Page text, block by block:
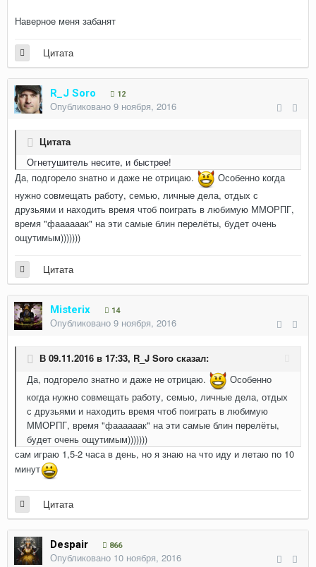
Наверное меня забанят
Цитата
R_J Soro 12
Опубликовано 9 ноября, 2016
Цитата
Огнетушитель несите, и быстрее!
Да, подгорело знатно и даже не отрицаю.
Особенно когда
нужно совмещать работу, семью, личные дела, отдых с
друзьями и находить время чтоб поиграть в любимую ММОРПГ,
время "фаааааак" на эти самые блин перелёты, будет очень
ощутимым)))))))
Цитата
Misterix 14
Опубликовано 9 ноября, 2016
В 09.11.2016 в 17:33, R_J Soro сказал:
Да, подгорело знатно и даже не отрицаю.
Особенно
когда нужно совмещать работу, семью, личные дела, отдых
с друзьями и находить время чтоб поиграть в любимую
ММОРПГ, время "фаааааак" на эти самые блин перелёты,
будет очень ощутимым)))))))
сам играю 1,5-2 часа в день, но я знаю на что иду и летаю по 10
минут
Цитата
Despair 866
Опубликовано 10 ноября, 2016